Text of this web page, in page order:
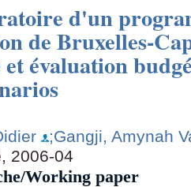
d'un
de Bruxelles-
évaluation
;Gangji, Amynah
2006-04
Working paper